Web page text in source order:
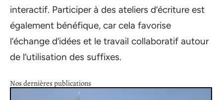
interactif. Participer à des ateliers d’écriture est
également bénéfique, car cela favorise
l’échange d’idées et le travail collaboratif autour
de l’utilisation des suffixes.
Nos dernières publications